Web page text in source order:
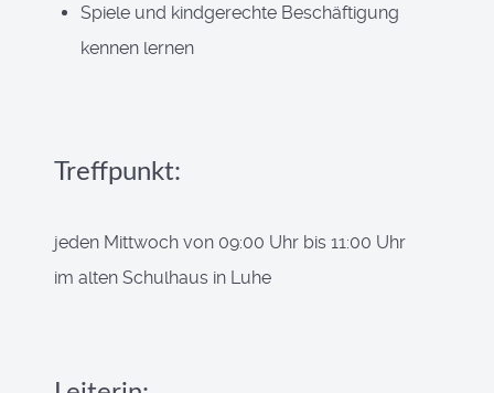
Spiele und kindgerechte Beschäftigung
kennen lernen
Treffpunkt:
jeden Mittwoch von 09:00 Uhr bis 11:00 Uhr
im alten Schulhaus in Luhe